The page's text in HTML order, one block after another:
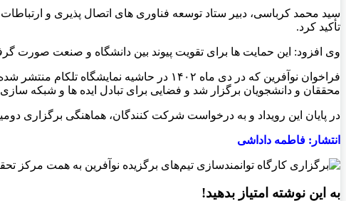
سید محمد کرباسی، دبیر ستاد توسعه فناوری های اتصال پذیری و
تأکید کرد.
وی افزود: این حمایت ها برای تقویت پیوند بین دانشگاه و صنعت صورت
محققان و دانشجویان برگزار شد و فضایی برای تبادل ایده ها و شبکه
در پایان این رویداد و به درخواست شرکت کنندگان، هماهنگی برگزاری
انتشار: فاطمه‌ داداشی
به این نوشته امتیاز بدهید!